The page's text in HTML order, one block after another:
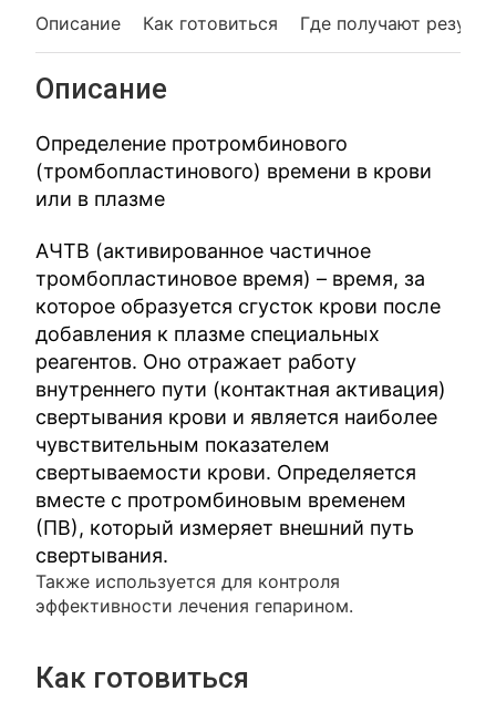
Описание Как готовиться Где получают
Описание
Определение протромбинового
(тромбопластинового) времени в крови
или в плазме
АЧТВ (активированное частичное
тромбопластиновое время) – время, за
которое образуется сгусток крови после
добавления к плазме специальных
реагентов. Оно отражает работу
внутреннего пути (контактная активация)
свертывания крови и является наиболее
чувствительным показателем
свертываемости крови. Определяется
вместе с протромбиновым временем
(ПВ), который измеряет внешний путь
свертывания.
Также используется для контроля
эффективности лечения гепарином.
Как готовиться